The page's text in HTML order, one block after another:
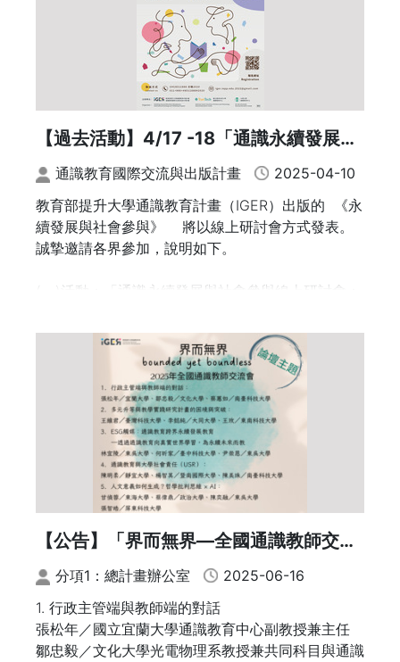
(四)報名方式：採線上報名，網址：https://forms.gl
e/dEmL9X2QT9QjYA3c8 。即日起至4月9日（週
(五)會議網址：https://meet.google.com/rpj-wmw
※(六)本活動可依照實際參加時數核發研習證明
【過去活動】4/17 -18「通識永續發展與
社會參與線上研討會：實務、培力與專書
通識教育國際交流與出版計畫
2025-04-10
教育部提升大學通識教育計畫（IGER）出版的 《永
續發展與社會參與》 將以線上研討會方式發表。
誠摯邀請各界參加，說明如下。
(一)活動：「通識永續發展與社會參與線上研討會：
(二)議程如附件。
(三)時間：114年4月17日(週四)10:00至4月18日(週
五)15:30。
(四)報名方式：採線上報名，網址：https://forms.gl
e/nMHYS5NgQLei3esB9。
(五)會議網址：https://meet.google.com/rpj-wmw
※(六)本活動可依照實際參加時數核發研習證明
【公告】「界而無界—全國通識教師交流
會」論壇主題公告
分項1：總計畫辦公室
2025-06-16
1. 行政主管端與教師端的對話
張松年／國立宜蘭大學通識教育中心副教授兼主任
鄒忠毅／文化大學光電物理系教授兼共同科目與通識